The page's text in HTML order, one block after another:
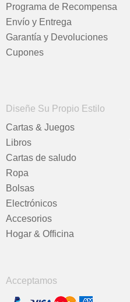
Programa de Recompensa
Envío y Entrega
Garantía y Devoluciones
Cupones
Diseñe Su Propio Estilo
Cartas & Juegos
Libros
Cartas de saludo
Ropa
Bolsas
Electrónicos
Accesorios
Hogar & Officina
Acceptamos